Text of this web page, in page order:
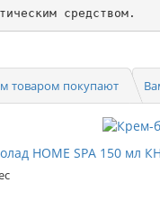
средством.
товаром покупают
HOME SPA 150 мл